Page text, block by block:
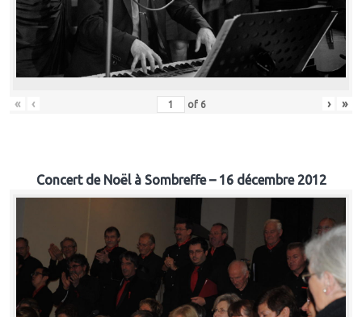
« ‹ of 6 › »
Concert de Noël à Sombreffe – 16 décembre 2012